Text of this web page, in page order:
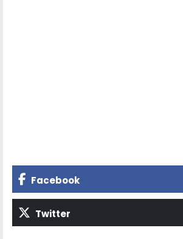
Facebook
Twitter